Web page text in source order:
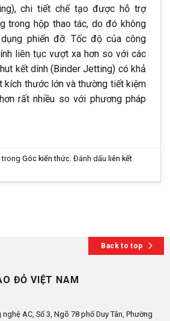
chi tiết chế tạo được hỗ trợ
trong hộp thao tác, do đó không
phiến đỡ. Tốc độ của công
liên tục vượt xa hơn so với các
kết dính (Binder Jetting) có khả
kích thước lớn và thường tiết kiệm
rất nhiều so với phương pháp
trongGóc kiến thức . Đánh dấu liên kết
Back to top
ĐỎ VIỆT NAM
AC, Số 3, Ngõ 78 phố Duy Tân, Phường